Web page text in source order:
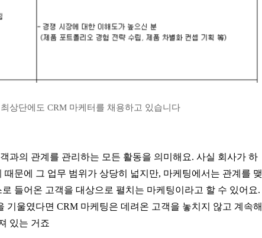
상단에도 CRM 마케터를 채용하고 있습니다
객과의 관계를 관리하는 모든 활동을 의미해요. 사실 회사가 하
문에 그 업무 범위가 상당히 넓지만, 마케팅에서는 관계를 맺
들어온 고객을 대상으로 펼치는 마케팅이라고 할 수 있어요.
울였다면 CRM 마케팅은 데려온 고객을 놓치지 않고 계속해
있는 거죠